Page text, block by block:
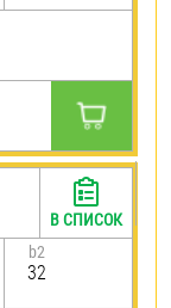
b2
32
В СПИСОК